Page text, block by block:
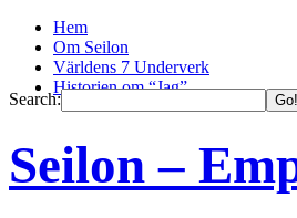
Hem
Om Seilon
Världens 7 Underverk
Historien om “Jag”
Search:
Seilon –